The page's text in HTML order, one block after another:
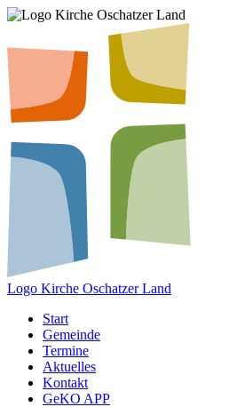
Logo Kirche Oschatzer Land
Start
Gemeinde
Termine
Aktuelles
Kontakt
GeKO APP